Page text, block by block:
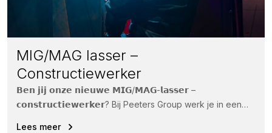
MIG/MAG lasser –
Constructiewerker
𝗕𝗲𝗻 𝗷𝗶𝗷 𝗼𝗻𝘇𝗲 𝗻𝗶𝗲𝘂𝘄𝗲 𝗠𝗜𝗚/𝗠𝗔𝗚-𝗹𝗮𝘀𝘀𝗲𝗿 –
𝗰𝗼𝗻𝘀𝘁𝗿𝘂𝗰𝘁𝗶𝗲𝘄𝗲𝗿𝗸𝗲𝗿? Bij Peeters Group werk je in een
Lees meer